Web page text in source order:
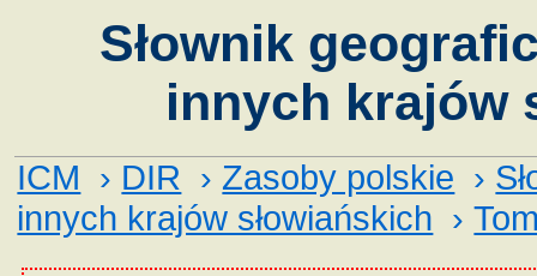
Słownik
innych krajów
ICM › DIR › Zasoby polskie ›
innych krajów słowiańskich ›